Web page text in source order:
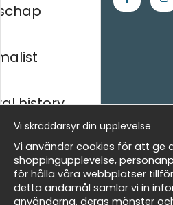
Handla
Villkor
- Returer och återbetalningar
Om cookies
Mina favoriter
Nieuwsbrief
history
Vi skräddarsyr din upplevelse
Vi använder cookies för att ge
shoppingupplevelse,
för hålla våra webbplatser
detta ändamål samlar vi in
användarna, deras mönster